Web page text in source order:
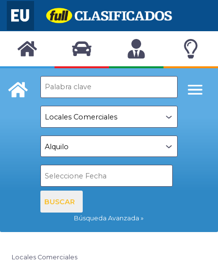
BUSCAR
Búsqueda Avanzada
Locales Comerciales